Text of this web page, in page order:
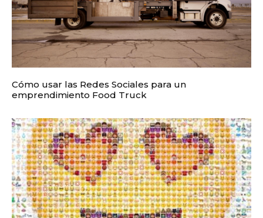
Cómo usar las Redes Sociales para un
emprendimiento Food Truck